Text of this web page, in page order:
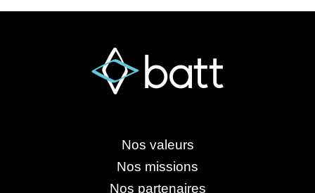
Nos valeurs
Nos missions
Nos partenaires